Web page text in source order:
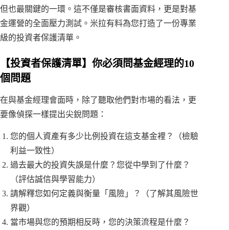
但也最關鍵的一環。這不僅是審核書面資料，更是對基
金運營的全面壓力測試。米拉有料為您打造了一份專業
級的投資者保護清單。
【投資者保護清單】你必須問基金經理的10
個問題
在與基金經理會面時，除了聽取他們對市場的看法，更
要像偵探一樣提出尖銳問題：
您的個人資產有多少比例投資在這支基金裡？（檢驗
利益一致性）
過去最大的投資失誤是什麼？您從中學到了什麼？
（評估誠信與學習能力）
請解釋您如何定義與衡量「風險」？（了解其風險世
界觀）
當市場與您的預期相反時，您的決策流程是什麼？